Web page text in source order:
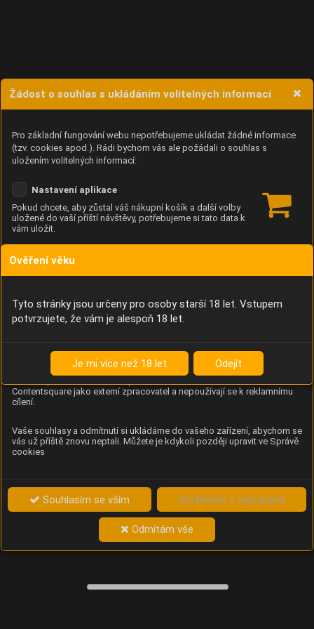
Žádost o souhlas s ukládáním volitelných informací
Pro základní fungování webu nepotřebujeme ukládat žádné informace
(tzv. cookies apod.). Rádi bychom vás ale požádali o souhlas s
uložením volitelných informací:
Nastavení aplikace
Pokud chcete, aby zůstal váš nákupní košík a další volby
uložené do vaší příští návštěvy, potřebujeme si tato data k
vám uložit.
Anonymní unikátní ID
Díky němu příště poznáme, že se jedná o stejné zařízení, a
Identifikátor je zcela anonymní.
Analýza chování návštěvníků na webu (pohyb kurzoru,
kliknutí, procházení stránek a heatmapy), která
provozovateli e-shopu Betelné škopek pomáhá zlepšovat
Contentsquare jako externí zpracovatel a nepoužívají se k reklamnímu
cílení.
Vaše souhlasy a odmítnutí si ukládáme do vašeho zařízení, abychom se
vás už příště znovu neptali. Můžete je kdykoli později upravit ve Správě
cookies
Souhlasím se vším Souhlasím s vybranými
Odmítám vše
Ověření věku
Tyto stránky jsou určeny pro osoby starší 18 let. Vstupem
potvrzujete, že vám je alespoň 18 let.
Je mi více než 18 let Odejít